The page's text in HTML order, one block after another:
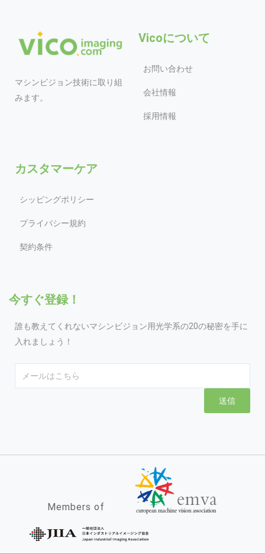
マシンビジョン技術に取り組
みます。
Vicoについて
お問い合わせ
会社情報
採用情報
カスタマーケア
シッピングポリシー
プライバシー規約
契約条件
今すぐ登録！
誰も教えてくれないマシンビジョン用光学系の20の秘密を手に
入れましょう！
送信
Members of